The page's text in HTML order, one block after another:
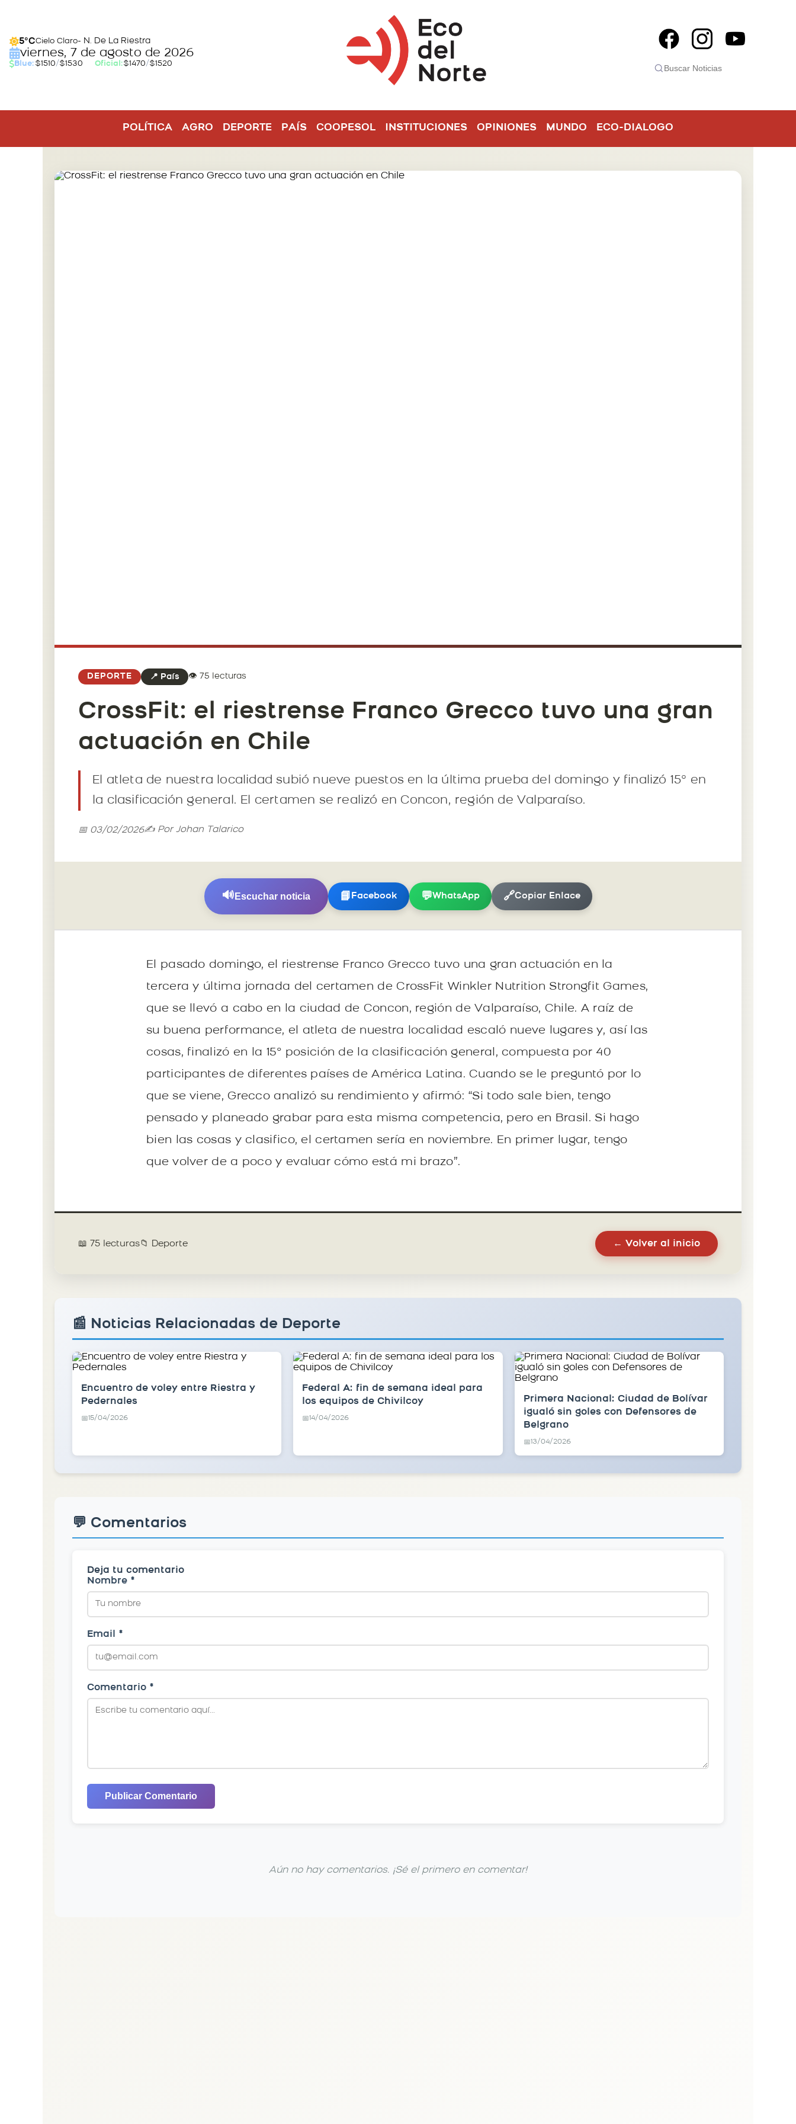
5°CCielo Claro- N. De La Riestra
viernes, 7 de agosto de 2026
Blue: $1510/$1530 Oficial:$1470/$1520
POLÍTICA AGRO DEPORTE PAÍS COOPESOL INSTITUCIONES OPINIONES MUNDO ECO-DIALOGO
DEPORTE 📍 País 👁️ 75 lecturas
CrossFit: el riestrense Franco Grecco tuvo una gran
actuación en Chile
El atleta de nuestra localidad subió nueve puestos en la última prueba del domingo y finalizó 15° en
la clasificación general. El certamen se realizó en Concon, región de Valparaíso.
📅 03/02/2026✍️ Por Johan Talarico
🔊 Escuchar noticia 📘 Facebook 💬WhatsApp 🔗Copiar Enlace
El pasado domingo, el riestrense Franco Grecco tuvo una gran actuación en la
tercera y última jornada del certamen de CrossFit Winkler Nutrition Strongfit Games,
que se llevó a cabo en la ciudad de Concon, región de Valparaíso, Chile. A raíz de
su buena performance, el atleta de nuestra localidad escaló nueve lugares y, así las
cosas, finalizó en la 15° posición de la clasificación general, compuesta por 40
participantes de diferentes países de América Latina. Cuando se le preguntó por lo
que se viene, Grecco analizó su rendimiento y afirmó: “Si todo sale bien, tengo
pensado y planeado grabar para esta misma competencia, pero en Brasil. Si hago
bien las cosas y clasifico, el certamen sería en noviembre. En primer lugar, tengo
que volver de a poco y evaluar cómo está mi brazo”.
📖 75 lecturas📁 Deporte ← Volver al inicio
📰 Noticias Relacionadas de Deporte
Encuentro de voley entre Riestra y
Pedernales
📅15/04/2026
Federal A: fin de semana ideal para
los equipos de Chivilcoy
📅14/04/2026
Primera Nacional: Ciudad de Bolívar
igualó sin goles con Defensores de
Belgrano
📅13/04/2026
💬 Comentarios
Deja tu comentario
Nombre *
Email *
Comentario *
Publicar Comentario
Aún no hay comentarios. ¡Sé el primero en comentar!